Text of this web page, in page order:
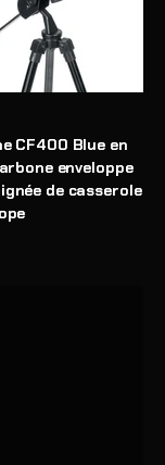
CF400 Blue en
enveloppe
de casserole